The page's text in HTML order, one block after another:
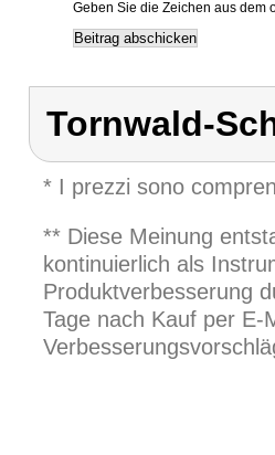
Geben Sie die Zeichen aus dem
Tornwald-
* I prezzi sono
** Diese Meinung
kontinuierlich als
Produktverbesserung
Tage nach Kauf per E-